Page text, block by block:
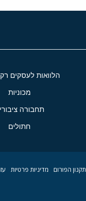
הלוואות לעסקים
מכוניות
תחבורה
חתולים
תקנון הפורום מדיניות פרטיות